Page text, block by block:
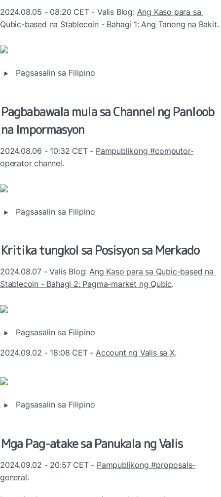
2024.08.05 - 08:20 CET - Valis Blog: Ang Kaso para sa
Qubic-based na Stablecoin - Bahagi 1: Ang Tanong na Bakit.
‣ Pagsasalin sa Filipino
Pagbabawala mula sa Channel ng Panloob
na Impormasyon
2024.08.06 - 10:32 CET - Pampublikong #computor-
operator channel.
‣ Pagsasalin sa Filipino
Kritika tungkol sa Posisyon sa Merkado
2024.08.07 - Valis Blog: Ang Kaso para sa Qubic-based na
Stablecoin - Bahagi 2: Pagma-market ng Qubic.
‣ Pagsasalin sa Filipino
2024.09.02 - 18:08 CET - Account ng Valis sa X.
‣ Pagsasalin sa Filipino
Mga Pag-atake sa Panukala ng Valis
2024.09.02 - 20:57 CET - Pampublikong #proposals-
general.